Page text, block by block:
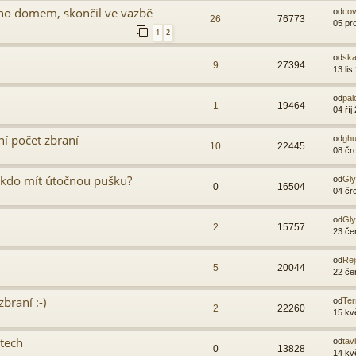
domem, skončil ve vazbě
1 2
26 76773
od
05
9 27394
od
13 lis
1 19464
od
04 říj
počet zbraní 10 22445
od
08
mít útočnou pušku? 0 16504
od
04
2 15757
od
23
5 20044
od
22
:-) 2 22260
od
15
0 13828
od
14